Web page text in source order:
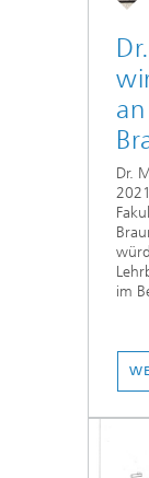
Dr.
im